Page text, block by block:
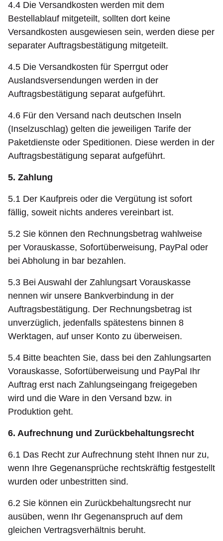
4.4 Die Versandkosten werden mit dem
Bestellablauf mitgeteilt, sollten dort keine
Versandkosten ausgewiesen sein, werden diese per
separater Auftragsbestätigung mitgeteilt.
4.5 Die Versandkosten für Sperrgut oder
Auslandsversendungen werden in der
Auftragsbestätigung separat aufgeführt.
4.6 Für den Versand nach deutschen Inseln
(Inselzuschlag) gelten die jeweiligen Tarife der
Paketdienste oder Speditionen. Diese werden in der
Auftragsbestätigung separat aufgeführt.
5. Zahlung
5.1 Der Kaufpreis oder die Vergütung ist sofort
fällig, soweit nichts anderes vereinbart ist.
5.2 Sie können den Rechnungsbetrag wahlweise
per Vorauskasse, Sofortüberweisung, PayPal oder
bei Abholung in bar bezahlen.
5.3 Bei Auswahl der Zahlungsart Vorauskasse
nennen wir unsere Bankverbindung in der
Auftragsbestätigung. Der Rechnungsbetrag ist
unverzüglich, jedenfalls spätestens binnen 8
Werktagen, auf unser Konto zu überweisen.
5.4 Bitte beachten Sie, dass bei den Zahlungsarten
Vorauskasse, Sofortüberweisung und PayPal Ihr
Auftrag erst nach Zahlungseingang freigegeben
wird und die Ware in den Versand bzw. in
Produktion geht.
6. Aufrechnung und Zurückbehaltungsrecht
6.1 Das Recht zur Aufrechnung steht Ihnen nur zu,
wenn Ihre Gegenansprüche rechtskräftig festgestellt
wurden oder unbestritten sind.
6.2 Sie können ein Zurückbehaltungsrecht nur
ausüben, wenn Ihr Gegenanspruch auf dem
gleichen Vertragsverhältnis beruht.